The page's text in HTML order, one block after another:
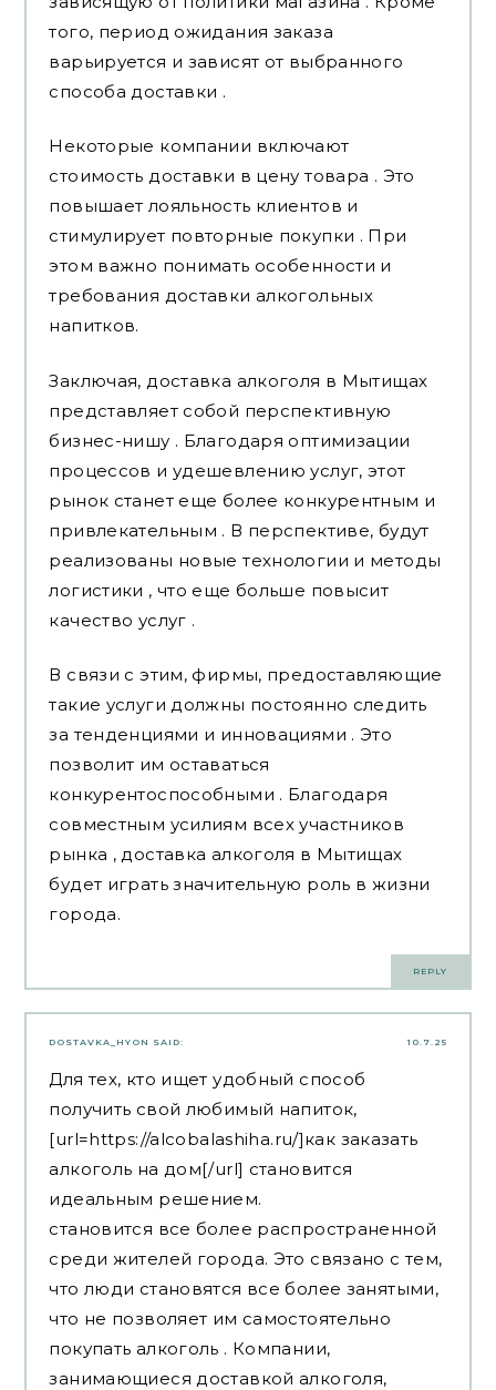
того, период ожидания заказа
варьируется и зависят от выбранного
способа доставки .
Некоторые компании включают
стоимость доставки в цену товара . Это
повышает лояльность клиентов и
стимулирует повторные покупки . При
этом важно понимать особенности и
требования доставки алкогольных
напитков.
Заключая, доставка алкоголя в Мытищах
представляет собой перспективную
бизнес-нишу . Благодаря оптимизации
процессов и удешевлению услуг, этот
рынок станет еще более конкурентным и
привлекательным . В перспективе, будут
реализованы новые технологии и методы
логистики , что еще больше повысит
качество услуг .
В связи с этим, фирмы, предоставляющие
такие услуги должны постоянно следить
за тенденциями и инновациями . Это
позволит им оставаться
конкурентоспособными . Благодаря
совместным усилиям всех участников
рынка , доставка алкоголя в Мытищах
будет играть значительную роль в жизни
города.
REPLY
10.7.25
DOSTAVKA_HYON SAID:
Для тех, кто ищет удобный способ
получить свой любимый напиток,
[url=https://alcobalashiha.ru/]как заказать
алкоголь на дом[/url] становится
идеальным решением.
становится все более распространенной
среди жителей города. Это связано с тем,
что люди становятся все более занятыми,
что не позволяет им самостоятельно
покупать алкоголь . Компании,
занимающиеся доставкой алкоголя,